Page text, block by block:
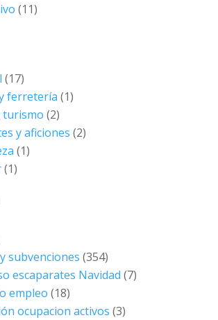
(11)
(17)
ferretería (1)
turismo (2)
y aficiones (2)
(1)
(1)
subvenciones (354)
escaparates Navidad (7)
empleo (18)
ocupacion activos (3)